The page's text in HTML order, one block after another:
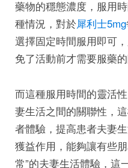
藥物的穩態濃度，服用
種情況，對於犀利士5mg
選擇固定時間服用即可
免了活動前才需要服藥的
而這種服用時間的靈活
妻生活之間的關聯性，
者體驗，提高患者夫妻
獲益作用，能夠讓有些
常”的夫妻生活體驗，這